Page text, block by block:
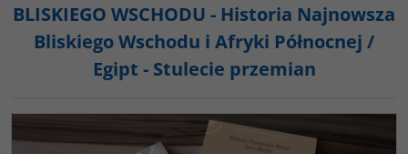
BLISKIEGO WSCHODU - Historia Najnowsza
Bliskiego Wschodu i Afryki Północnej /
Egipt - Stulecie przemian